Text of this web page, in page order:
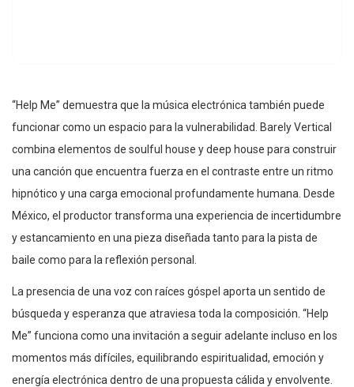
“Help Me” demuestra que la música electrónica también puede
funcionar como un espacio para la vulnerabilidad. Barely Vertical
combina elementos de soulful house y deep house para construir
una canción que encuentra fuerza en el contraste entre un ritmo
hipnótico y una carga emocional profundamente humana. Desde
México, el productor transforma una experiencia de incertidumbre
y estancamiento en una pieza diseñada tanto para la pista de
baile como para la reflexión personal.
La presencia de una voz con raíces góspel aporta un sentido de
búsqueda y esperanza que atraviesa toda la composición. “Help
Me” funciona como una invitación a seguir adelante incluso en los
momentos más difíciles, equilibrando espiritualidad, emoción y
energía electrónica dentro de una propuesta cálida y envolvente.